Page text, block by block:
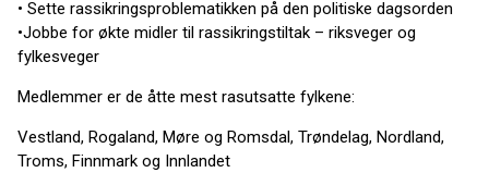
• Sette rassikringsproblematikken på den politiske dagsorden
•Jobbe for økte midler til rassikringstiltak – riksveger og
fylkesveger
Medlemmer er de åtte mest rasutsatte fylkene:
Vestland, Rogaland, Møre og Romsdal, Trøndelag, Nordland,
Troms, Finnmark og Innlandet